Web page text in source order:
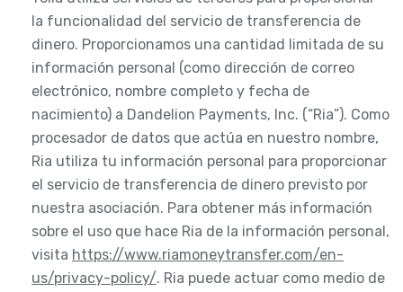
la funcionalidad del servicio de transferencia de
dinero. Proporcionamos una cantidad limitada de su
información personal (como dirección de correo
electrónico, nombre completo y fecha de
nacimiento) a Dandelion Payments, Inc. (“Ria”). Como
procesador de datos que actúa en nuestro nombre,
Ria utiliza tu información personal para proporcionar
el servicio de transferencia de dinero previsto por
nuestra asociación. Para obtener más información
sobre el uso que hace Ria de la información personal,
visita https://www.riamoneytransfer.com/en-
us/privacy-policy/. Ria puede actuar como medio de